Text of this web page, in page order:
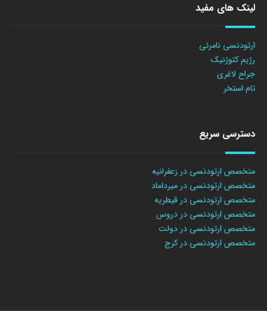
لینک های مفید
ارتودنسی نامرئی
رژیم کتوژنیک
جراح لاغری
تام استخر
دسترسی سریع
متخصص ارتودنسی در زعفرانیه
متخصص ارتودنسی در میرداماد
متخصص ارتودنسی در قیطریه
متخصص ارتودنسی در دروس
متخصص ارتودنسی در دولت
متخصص ارتودنسی در کرج